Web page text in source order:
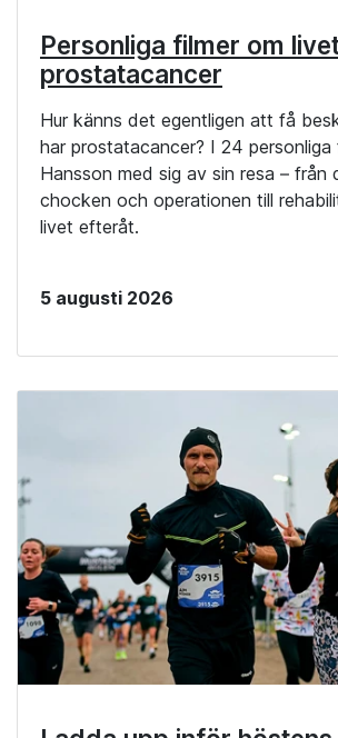
Personliga filmer om
prostatacancer
Hur känns det egentligen att få
har prostatacancer? I 24 personliga
Hansson med sig av sin resa – från
chocken och operationen till
livet efteråt.
5 augusti 2026